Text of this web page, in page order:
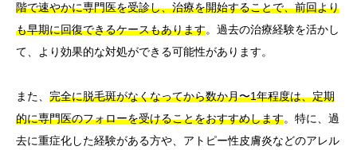
階で速やかに専門医を受診し、治療を開始することで、前回より
も早期に回復できるケースもあります。過去の治療経験を活かし
て、より効果的な対処ができる可能性があります。
また、 完全に脱毛斑がなくなってから数か月〜1年程度は、定期
的に専門医のフォローを受けることをおすすめします。特に、過
去に重症化した経験がある方や、アトピー性皮膚炎などのアレル